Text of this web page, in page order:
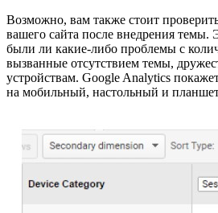
Возможно, вам также стоит
вашего сайта после внедрения темы.
были ли какие-либо проблемы с
вызванные отсутствием темы,
устройствам. Google Analytics
на мобильный, настольный и